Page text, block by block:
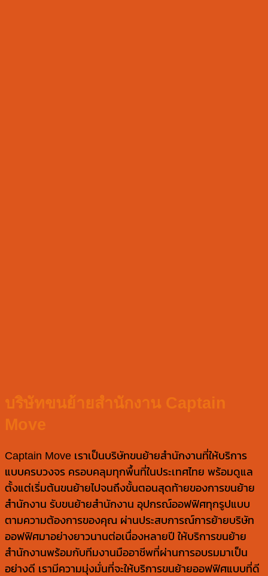
บริษัทขนย้ายสำนักงาน Captain
Move
Captain Move เราเป็นบริษัทขนย้ายสำนักงานที่ให้บริการ
แบบครบวงจร ครอบคลุมทุกพื้นที่ในประเทศไทย พร้อมดูแล
ตั้งแต่เริ่มต้นขนย้ายไปจนถึงขั้นตอนสุดท้ายของการขนย้าย
สำนักงาน รับขนย้ายสำนักงาน อุปกรณ์ออฟฟิศทุกรูปแบบ
ตามความต้องการของคุณ ผ่านประสบการณ์การย้ายบริษัท
ออฟฟิศมาอย่างยาวนานต่อเนื่องหลายปี ให้บริการขนย้าย
สำนักงานพร้อมกับทีมงานมืออาชีพที่ผ่านการอบรมมาเป็น
อย่างดี เรามีความมุ่งมั่นที่จะให้บริการขนย้ายออฟฟิศแบบที่ดี